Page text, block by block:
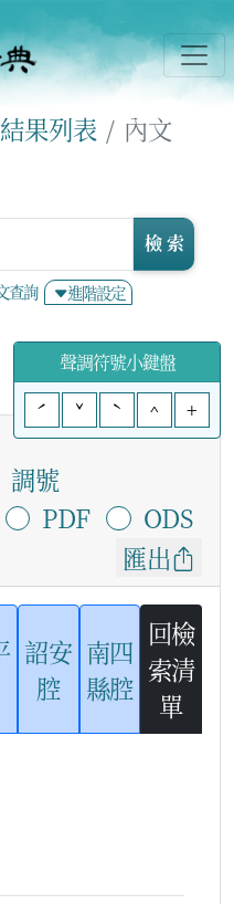
果列表 內文
查詢 進階設定
檢 索
聲調符號小鍵盤
ˊ
ˇ ˋ ^ +
調號
PDF
ODS
匯出
詔安
腔
南四
縣腔
回檢
索清
單